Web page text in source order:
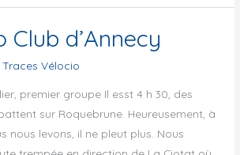
Club d’Annecy
Traces Vélocio
premier groupe Il esst 4 h 30, des
sur Roquebrune. Heureusement, à
nous levons, il ne pleut plus. Nous